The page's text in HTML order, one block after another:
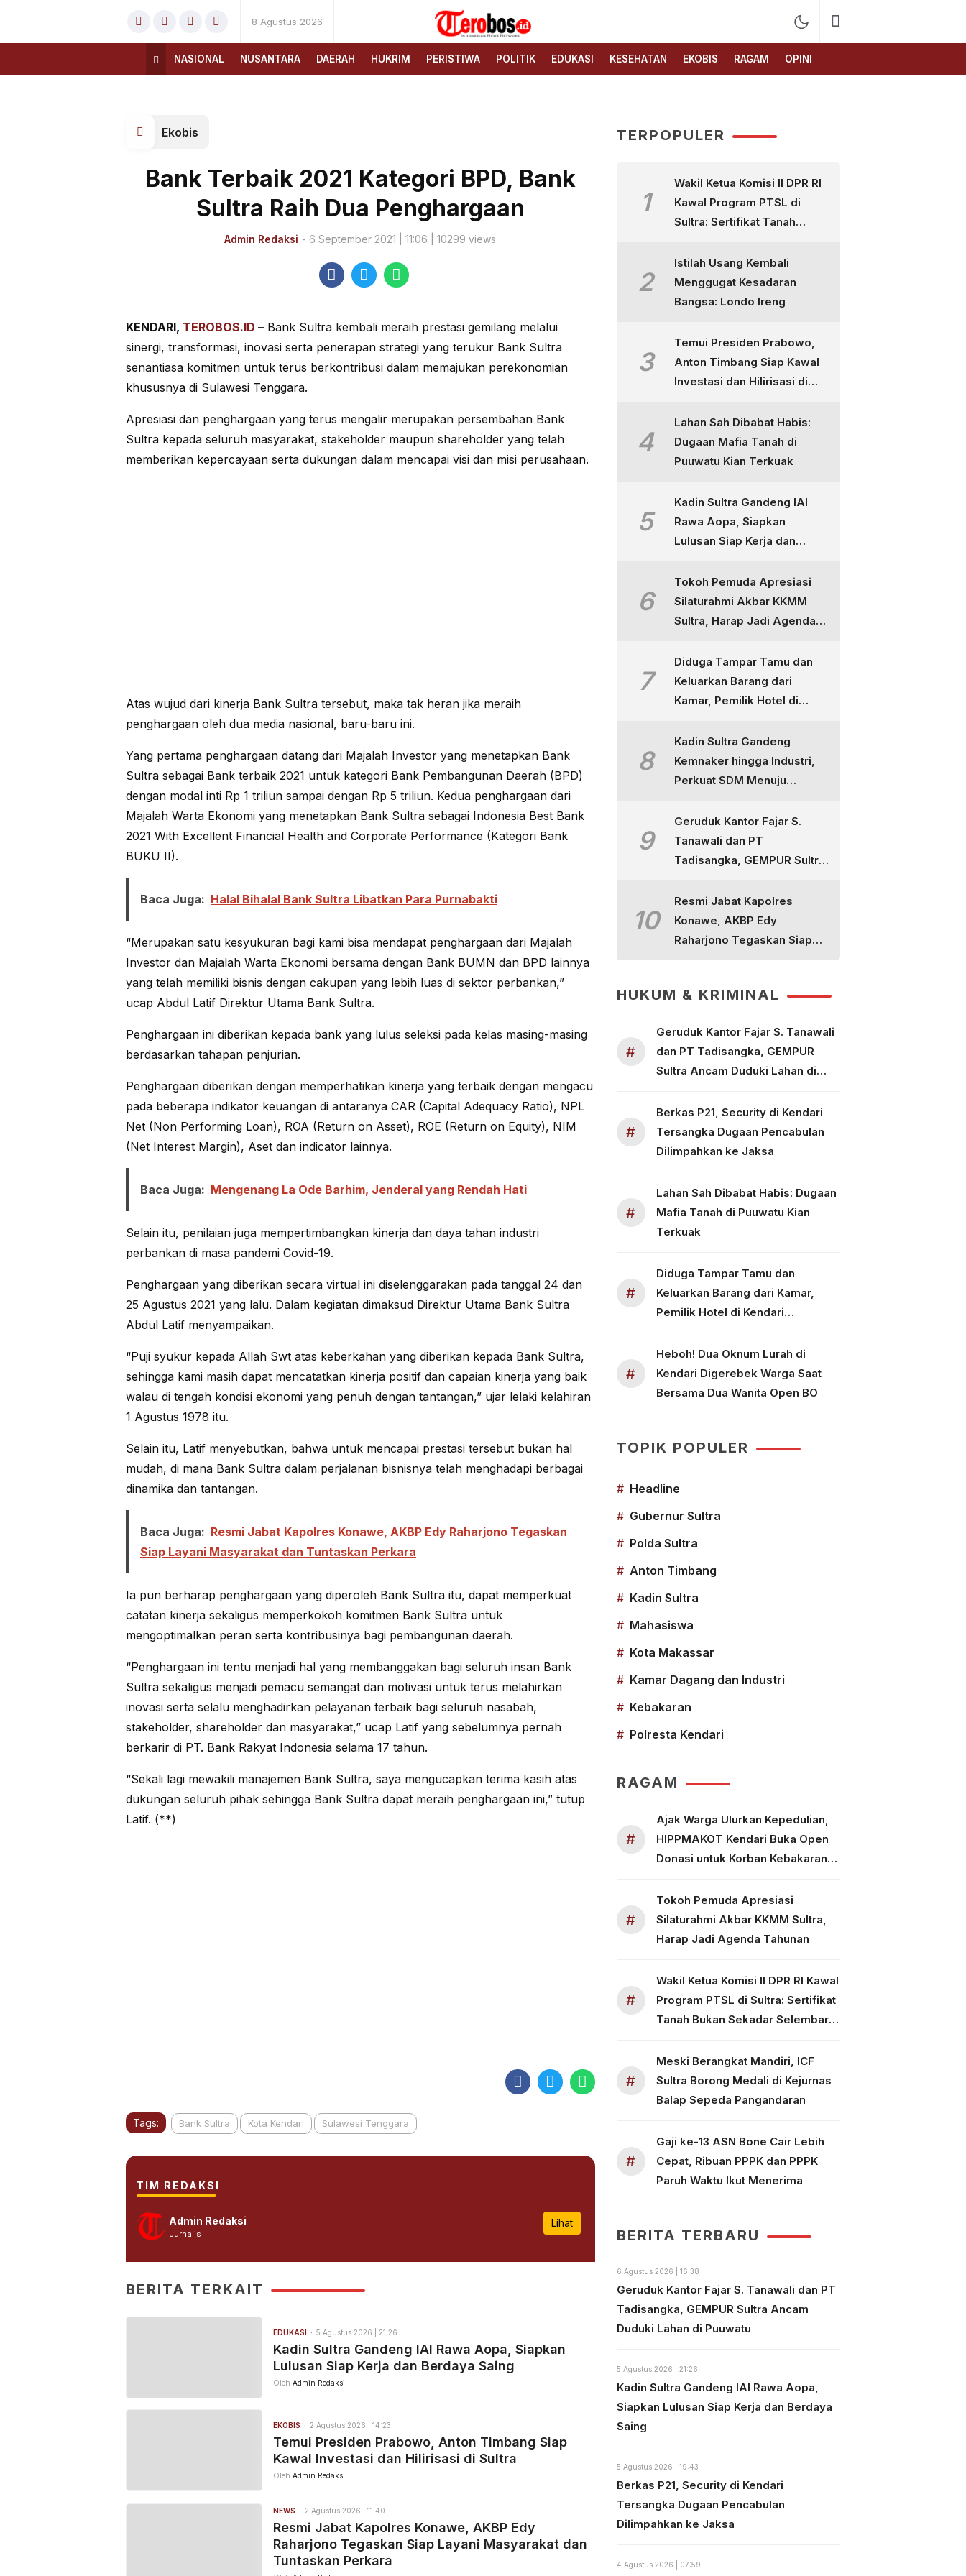
8 Agustus 2026
Terobos.id – Kabar terkini
dari Indonesia
Media siber yang
menyajikan berita terbaru
dan kabar terkini dari
NASIONAL NUSANTARA DAERAH HUKRIM PERISTIWA POLITIK EDUKASI KESEHATAN EKOBIS RAGAM OPINI
Ekobis
Bank Terbaik 2021 Kategori BPD, Bank
Sultra Raih Dua Penghargaan
Admin Redaksi - 6 September 2021 | 11:06 | 10299 views
KENDARI, TEROBOS.ID – Bank Sultra kembali meraih prestasi gemilang melalui
sinergi, transformasi, inovasi serta penerapan strategi yang terukur Bank Sultra
senantiasa komitmen untuk terus berkontribusi dalam memajukan perekonomian
khususnya di Sulawesi Tenggara.
Apresiasi dan penghargaan yang terus mengalir merupakan persembahan Bank
Sultra kepada seluruh masyarakat, stakeholder maupun shareholder yang telah
memberikan kepercayaan serta dukungan dalam mencapai visi dan misi perusahaan.
Atas wujud dari kinerja Bank Sultra tersebut, maka tak heran jika meraih
penghargaan oleh dua media nasional, baru-baru ini.
Yang pertama penghargaan datang dari Majalah Investor yang menetapkan Bank
Sultra sebagai Bank terbaik 2021 untuk kategori Bank Pembangunan Daerah (BPD)
dengan modal inti Rp 1 triliun sampai dengan Rp 5 triliun. Kedua penghargaan dari
Majalah Warta Ekonomi yang menetapkan Bank Sultra sebagai Indonesia Best Bank
2021 With Excellent Financial Health and Corporate Performance (Kategori Bank
BUKU II).
Baca Juga: Halal Bihalal Bank Sultra Libatkan Para Purnabakti
“Merupakan satu kesyukuran bagi kami bisa mendapat penghargaan dari Majalah
Investor dan Majalah Warta Ekonomi bersama dengan Bank BUMN dan BPD lainnya
yang telah memiliki bisnis dengan cakupan yang lebih luas di sektor perbankan,”
ucap Abdul Latif Direktur Utama Bank Sultra.
Penghargaan ini diberikan kepada bank yang lulus seleksi pada kelas masing-masing
berdasarkan tahapan penjurian.
Penghargaan diberikan dengan memperhatikan kinerja yang terbaik dengan mengacu
pada beberapa indikator keuangan di antaranya CAR (Capital Adequacy Ratio), NPL
Net (Non Performing Loan), ROA (Return on Asset), ROE (Return on Equity), NIM
(Net Interest Margin), Aset dan indicator lainnya.
Baca Juga: Mengenang La Ode Barhim, Jenderal yang Rendah Hati
Selain itu, penilaian juga mempertimbangkan kinerja dan daya tahan industri
perbankan di masa pandemi Covid-19.
Penghargaan yang diberikan secara virtual ini diselenggarakan pada tanggal 24 dan
25 Agustus 2021 yang lalu. Dalam kegiatan dimaksud Direktur Utama Bank Sultra
Abdul Latif menyampaikan.
“Puji syukur kepada Allah Swt atas keberkahan yang diberikan kepada Bank Sultra,
sehingga kami masih dapat mencatatkan kinerja positif dan capaian kinerja yang baik
walau di tengah kondisi ekonomi yang penuh dengan tantangan,” ujar lelaki kelahiran
1 Agustus 1978 itu.
Selain itu, Latif menyebutkan, bahwa untuk mencapai prestasi tersebut bukan hal
mudah, di mana Bank Sultra dalam perjalanan bisnisnya telah menghadapi berbagai
dinamika dan tantangan.
Baca Juga: Resmi Jabat Kapolres Konawe, AKBP Edy Raharjono Tegaskan
Siap Layani Masyarakat dan Tuntaskan Perkara
Ia pun berharap penghargaan yang diperoleh Bank Sultra itu, dapat memperkuat
catatan kinerja sekaligus memperkokoh komitmen Bank Sultra untuk
mengoptimalkan peran serta kontribusinya bagi pembangunan daerah.
“Penghargaan ini tentu menjadi hal yang membanggakan bagi seluruh insan Bank
Sultra sekaligus menjadi pemacu semangat dan motivasi untuk terus melahirkan
inovasi serta selalu menghadirkan pelayanan terbaik bagi seluruh nasabah,
stakeholder, shareholder dan masyarakat,” ucap Latif yang sebelumnya pernah
berkarir di PT. Bank Rakyat Indonesia selama 17 tahun.
“Sekali lagi mewakili manajemen Bank Sultra, saya mengucapkan terima kasih atas
dukungan seluruh pihak sehingga Bank Sultra dapat meraih penghargaan ini,” tutup
Latif. (**)
Tags: Bank Sultra Kota Kendari Sulawesi Tenggara
TIM REDAKSI
Admin Redaksi
Jurnalis
Lihat
BERITA TERKAIT
EDUKASI 5 Agustus 2026 | 21:26
Kadin Sultra Gandeng IAI Rawa Aopa, Siapkan
Lulusan Siap Kerja dan Berdaya Saing
Oleh Admin Redaksi
EKOBIS 2 Agustus 2026 | 14:23
Temui Presiden Prabowo, Anton Timbang Siap
Kawal Investasi dan Hilirisasi di Sultra
Oleh Admin Redaksi
NEWS 2 Agustus 2026 | 11:40
Resmi Jabat Kapolres Konawe, AKBP Edy
Raharjono Tegaskan Siap Layani Masyarakat dan
Tuntaskan Perkara
TERPOPULER
1
Wakil Ketua Komisi II DPR RI
Kawal Program PTSL di
Sultra: Sertifikat Tanah
Kertas
2
Istilah Usang Kembali
Menggugat Kesadaran
Bangsa: Londo Ireng
3
Temui Presiden Prabowo,
Anton Timbang Siap Kawal
Investasi dan Hilirisasi di
4
Lahan Sah Dibabat Habis:
Dugaan Mafia Tanah di
Puuwatu Kian Terkuak
5
Kadin Sultra Gandeng IAI
Rawa Aopa, Siapkan
Lulusan Siap Kerja dan
6
Tokoh Pemuda Apresiasi
Silaturahmi Akbar KKMM
Sultra, Harap Jadi Agenda
7
Diduga Tampar Tamu dan
Keluarkan Barang dari
Kamar, Pemilik Hotel di
8
Kadin Sultra Gandeng
Kemnaker hingga Industri,
Perkuat SDM Menuju
9
Geruduk Kantor Fajar S.
Tanawali dan PT
Tadisangka, GEMPUR Sultra
Puuwatu
10
Resmi Jabat Kapolres
Konawe, AKBP Edy
Raharjono Tegaskan Siap
HUKUM & KRIMINAL
#
Geruduk Kantor Fajar S. Tanawali
dan PT Tadisangka, GEMPUR
Sultra Ancam Duduki Lahan di
#
Berkas P21, Security di Kendari
Tersangka Dugaan Pencabulan
Dilimpahkan ke Jaksa
#
Lahan Sah Dibabat Habis: Dugaan
Mafia Tanah di Puuwatu Kian
Terkuak
#
Diduga Tampar Tamu dan
Keluarkan Barang dari Kamar,
Pemilik Hotel di Kendari
#
Heboh! Dua Oknum Lurah di
Kendari Digerebek Warga Saat
Bersama Dua Wanita Open BO
TOPIK POPULER
# Headline
# Gubernur Sultra
# Polda Sultra
# Anton Timbang
# Kadin Sultra
# Mahasiswa
# Kota Makassar
# Kamar Dagang dan Industri
# Kebakaran
# Polresta Kendari
RAGAM
#
Ajak Warga Ulurkan Kepedulian,
HIPPMAKOT Kendari Buka Open
Donasi untuk Korban Kebakaran
#
Tokoh Pemuda Apresiasi
Silaturahmi Akbar KKMM Sultra,
Harap Jadi Agenda Tahunan
#
Wakil Ketua Komisi II DPR RI Kawal
Program PTSL di Sultra: Sertifikat
Tanah Bukan Sekadar Selembar
#
Meski Berangkat Mandiri, ICF
Sultra Borong Medali di Kejurnas
Balap Sepeda Pangandaran
#
Gaji ke-13 ASN Bone Cair Lebih
Cepat, Ribuan PPPK dan PPPK
Paruh Waktu Ikut Menerima
BERITA TERBARU
6 Agustus 2026 | 16:38
Geruduk Kantor Fajar S. Tanawali dan PT
Tadisangka, GEMPUR Sultra Ancam
Duduki Lahan di Puuwatu
5 Agustus 2026 | 21:26
Kadin Sultra Gandeng IAI Rawa Aopa,
Siapkan Lulusan Siap Kerja dan Berdaya
Saing
5 Agustus 2026 | 19:43
Berkas P21, Security di Kendari
Tersangka Dugaan Pencabulan
Dilimpahkan ke Jaksa
4 Agustus 2026 | 07:59